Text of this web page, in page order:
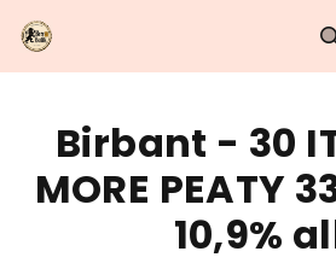
na
obsah
Birbant - 30
MORE PEATY
10,9%